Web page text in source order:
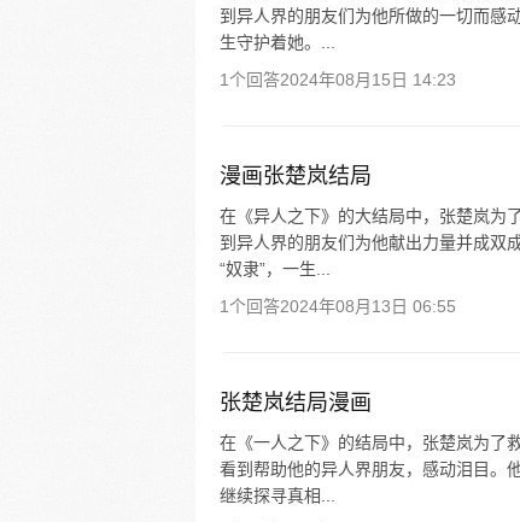
到异人界的朋友们为他所做的一切而感
生守护着她。...
1个回答2024年08月15日 14:23
漫画张楚岚结局
在《异人之下》的大结局中，张楚岚为
到异人界的朋友们为他献出力量并成双
“奴隶”，一生...
1个回答2024年08月13日 06:55
张楚岚结局漫画
在《一人之下》的结局中，张楚岚为了
看到帮助他的异人界朋友，感动泪目。
继续探寻真相...